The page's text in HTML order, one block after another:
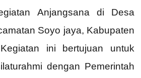
Anjangsana di Desa
Soyo jaya, Kabupaten
ini bertujuan untuk
dengan Pemerintah